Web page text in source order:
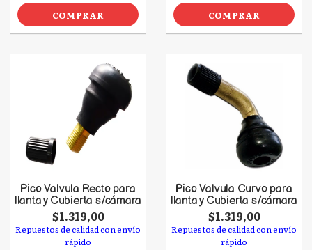
COMPRAR COMPRAR
Pico Valvula Recto para
llanta y Cubierta s/cámara
$1.319,00
Repuestos de calidad con envío
rápido
Pico Valvula Curvo para
llanta y Cubierta s/cámara
$1.319,00
Repuestos de calidad con envío
rápido